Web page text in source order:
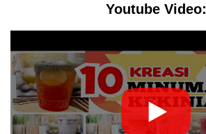
Youtube Video: